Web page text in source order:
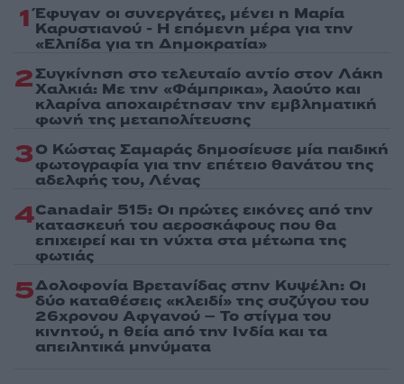
1 Έφυγαν οι συνεργάτες, μένει η Μαρία
Καρυστιανού - Η επόμενη μέρα για την
«Ελπίδα για τη Δημοκρατία»
2Συγκίνηση στο τελευταίο αντίο στον Λάκη
Χαλκιά: Με την «Φάμπρικα», λαούτο και
κλαρίνα αποχαιρέτησαν την εμβληματική
φωνή της μεταπολίτευσης
3Ο Κώστας Σαμαράς δημοσίευσε μία παιδική
φωτογραφία για την επέτειο θανάτου της
αδελφής του, Λένας
4Canadair 515: Οι πρώτες εικόνες από την
κατασκευή του αεροσκάφους που θα
επιχειρεί και τη νύχτα στα μέτωπα της
φωτιάς
5Δολοφονία Βρετανίδας στην Κυψέλη: Οι
δύο καταθέσεις «κλειδί» της συζύγου του
26χρονου Αφγανού – Το στίγμα του
κινητού, η θεία από την Ινδία και τα
απειλητικά μηνύματα